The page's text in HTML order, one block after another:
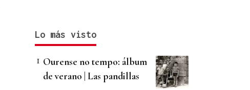
Lo más visto
Ourense no tempo: álbum
de verano | Las pandillas